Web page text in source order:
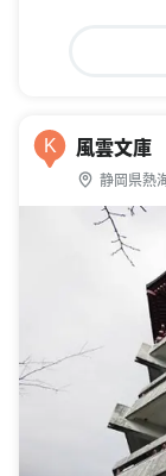
K 風雲文庫
静岡県熱